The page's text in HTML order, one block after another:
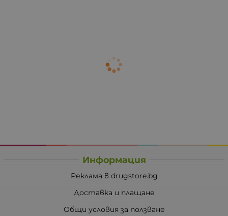
Информация
Реклама в drugstore.bg
Доставка и плащане
Общи условия за ползване